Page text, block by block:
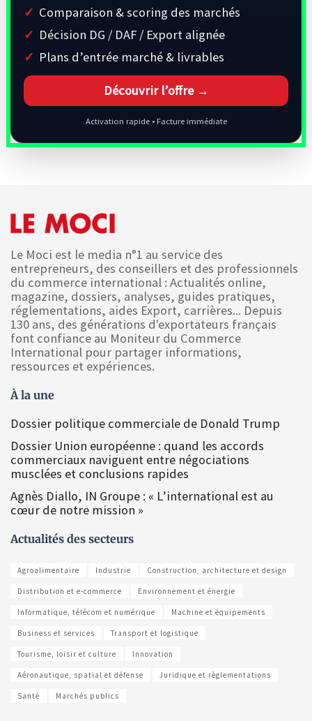
Comparaison & scoring des marchés
Décision DG / DAF / Export alignée
Plans d’entrée marché & livrables
Découvrir l’offre →
Activation rapide • Facture immédiate
Le Moci est le media n°1 au service des
entrepreneurs, des conseillers et des professionnels
du commerce international : Actualités online,
magazine, dossiers, analyses, guides pratiques,
réglementations, aides Export, carrières... Depuis
130 ans, des générations d'exportateurs français
font confiance au Moniteur du Commerce
International pour partager informations,
ressources et expériences.
À la une
Dossier politique commerciale de Donald Trump
Dossier Union européenne : quand les accords
commerciaux naviguent entre négociations
musclées et conclusions rapides
Agnès Diallo, IN Groupe : « L’international est au
cœur de notre mission »
Actualités des secteurs
Agroalimentaire Industrie Construction, architecture et design
Distribution et e-commerce Environnement et énergie
Informatique, télécom et numérique Machine et équipements
Business et services Transport et logistique
Tourisme, loisir et culture Innovation
Aéronautique, spatial et défense Juridique et règlementations
Santé Marchés publics